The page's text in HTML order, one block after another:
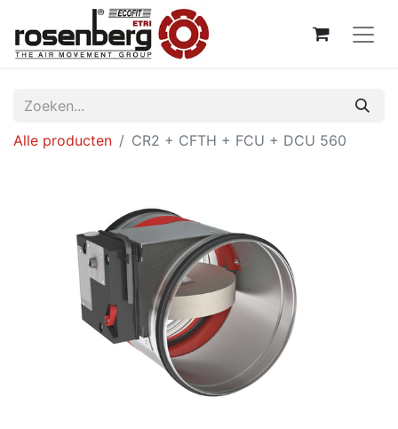
Alle producten CR2 + CFTH + FCU + DCU 560